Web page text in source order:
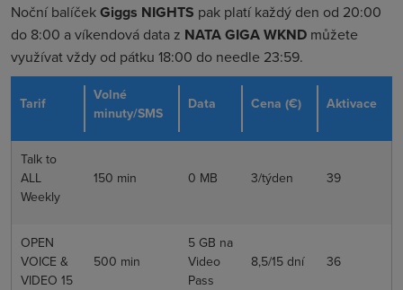
Noční balíčekGiggs NIGHTS pak platí každý den od 20:00
do 8:00 a víkendová data z NATA GIGA WKND můžete
využívat vždy od pátku 18:00 do needle 23:59.
Tarif
Volné
minuty/SMS
Data Cena (€) Aktivace
Talk to
ALL
Weekly
150 min 0 MB 3/týden 39
OPEN
VOICE &
VIDEO 15
500 min
5 GB na
Video
Pass
8,5/15 dní 36